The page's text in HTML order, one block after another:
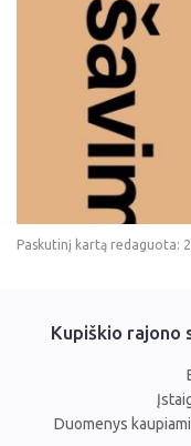
Paskutinį kartą redaguota:
Kupiškio rajono
Duomenys